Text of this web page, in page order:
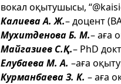
вокал оқытушысы,
Калиева А. Ж.– доцент
Мухитденова Б. М.– аға
Майгазиев С.Қ.– PhD
Елубаева М. А. –аға
Курманбаева З. К. – аға